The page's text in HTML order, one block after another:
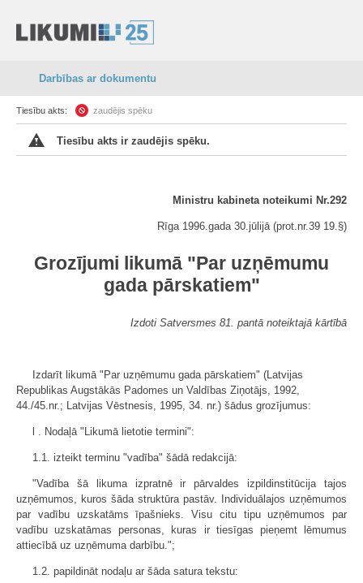
Darbības ar dokumentu
Tiesību akts: zaudējis spēku
Tiesību akts ir zaudējis spēku.
Ministru kabineta noteikumi Nr.292
Rīga 1996.gada 30.jūlijā (prot.nr.39 19.§)
Grozījumi likumā "Par uzņēmumu
gada pārskatiem"
Izdoti Satversmes 81. pantā noteiktajā kārtībā
Izdarīt likumā "Par uzņēmumu gada pārskatiem" (Latvijas
Republikas Augstākās Padomes un Valdības Ziņotājs, 1992,
44./45.nr.; Latvijas Vēstnesis, 1995, 34. nr.) šādus grozījumus:
l . Nodaļā "Likumā lietotie termini":
1.1. izteikt terminu "vadība" šādā redakcijā:
"Vadība šā likuma izpratnē ir pārvaldes izpildinstitūcija tajos
uzņēmumos, kuros šāda struktūra pastāv. Individuālajos uzņēmumos
par vadību uzskatāms īpašnieks. Visu citu tipu uzņēmumos par
vadību uzskatāmas personas, kuras ir tiesīgas pieņemt lēmumus
attiecībā uz uzņēmuma darbību.";
1.2. papildināt nodaļu ar šāda satura tekstu: